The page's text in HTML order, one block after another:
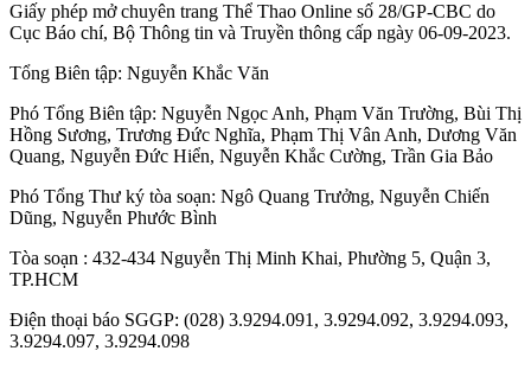
Giấy phép mở chuyên trang Thể Thao Online số 28/GP-CBC do
Cục Báo chí, Bộ Thông tin và Truyền thông cấp ngày 06-09-2023.
Tổng Biên tập: Nguyễn Khắc Văn
Phó Tổng Biên tập: Nguyễn Ngọc Anh, Phạm Văn Trường, Bùi Thị
Hồng Sương, Trương Đức Nghĩa, Phạm Thị Vân Anh, Dương Văn
Quang, Nguyễn Đức Hiển, Nguyễn Khắc Cường, Trần Gia Bảo
Phó Tổng Thư ký tòa soạn: Ngô Quang Trưởng, Nguyễn Chiến
Dũng, Nguyễn Phước Bình
Tòa soạn : 432-434 Nguyễn Thị Minh Khai, Phường 5, Quận 3,
TP.HCM
Điện thoại báo SGGP: (028) 3.9294.091, 3.9294.092, 3.9294.093,
3.9294.097, 3.9294.098